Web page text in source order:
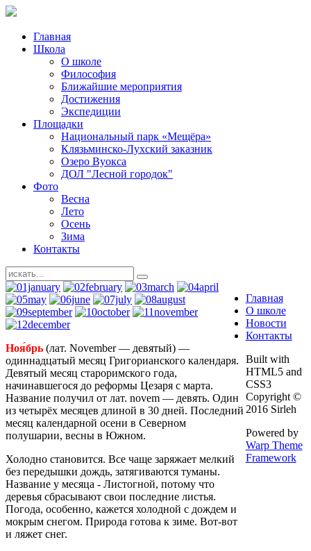
Главная
Школа
О школе
Философия
Ближайшие мероприятия
Достижения
Экспедиции
Площадки
Национальный парк «Мещёра»
Клязьминско-Лухский заказник
Озеро Вуокса
ДОЛ "Лесной городок"
Фото
Весна
Лето
Осень
Зима
Контакты
Ноя́брь (лат. November — девятый) —
одиннадцатый месяц Григорианского календаря.
Девятый месяц староримского года,
начинавшегося до реформы Цезаря с марта.
Название получил от лат. novem — девять. Один
из четырёх месяцев длиной в 30 дней. Последний
месяц календарной осени в Северном
полушарии, весны в Южном.
Холодно становится. Все чаще заряжает мелкий
без передышки дождь, затягиваются туманы.
Название у месяца - Листогной, потому что
деревья сбрасывают свои последние листья.
Погода, особенно, кажется холодной с дождем и
мокрым снегом. Природа готова к зиме. Вот-вот
и ляжет снег.
Главная
О школе
Новости
Контакты
Built with
HTML5 and
CSS3
Copyright ©
2016 Sirleh
Powered by
Warp Theme
Framework